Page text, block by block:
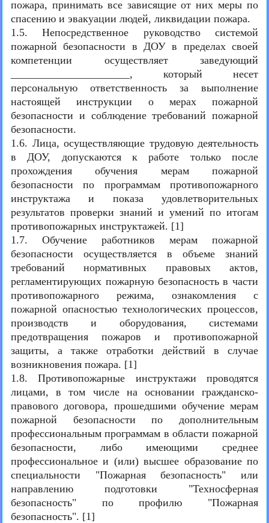
пожара, принимать все зависящие от них меры по
спасению и эвакуации людей, ликвидации пожара.
1.5. Непосредственное руководство системой
пожарной безопасности в ДОУ в пределах своей
компетенции осуществляет заведующий
______________________, который несет
персональную ответственность за выполнение
настоящей инструкции о мерах пожарной
безопасности и соблюдение требований пожарной
безопасности.
1.6. Лица, осуществляющие трудовую деятельность
в ДОУ, допускаются к работе только после
прохождения обучения мерам пожарной
безопасности по программам противопожарного
инструктажа и показа удовлетворительных
результатов проверки знаний и умений по итогам
противопожарных инструктажей. [1]
1.7. Обучение работников мерам пожарной
безопасности осуществляется в объеме знаний
требований нормативных правовых актов,
регламентирующих пожарную безопасность в части
противопожарного режима, ознакомления с
пожарной опасностью технологических процессов,
производств и оборудования, системами
предотвращения пожаров и противопожарной
защиты, а также отработки действий в случае
возникновения пожара. [1]
1.8. Противопожарные инструктажи проводятся
лицами, в том числе на основании гражданско-
правового договора, прошедшими обучение мерам
пожарной безопасности по дополнительным
профессиональным программам в области пожарной
безопасности, либо имеющими среднее
профессиональное и (или) высшее образование по
специальности "Пожарная безопасность" или
направлению подготовки "Техносферная
безопасность" по профилю "Пожарная
безопасность". [1]